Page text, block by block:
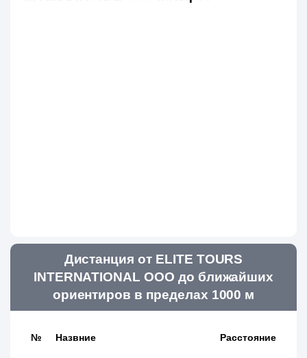
Дистанция от ELITE TOURS
INTERNATIONAL ООО до ближайших
ориентиров в пределах 1000 м
№ Назвние Расстояние